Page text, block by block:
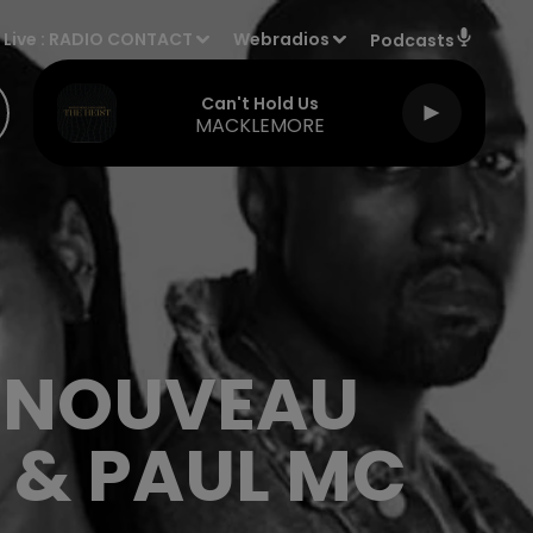
Live : RADIO CONTACT Webradios Podcasts
Can't Hold Us
MACKLEMORE
& PAUL MC